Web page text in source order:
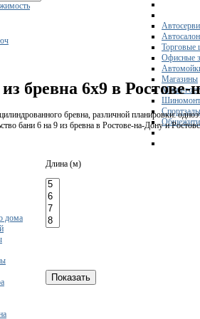
Торговые
Офисные
Магазины
Мини-
Спортзалы
дома
бревна 6х9 в Ростове-
бревна, различной планировки:
бани 6 на 9 из бревна в Ростове-на-Дону и
Длина (м)